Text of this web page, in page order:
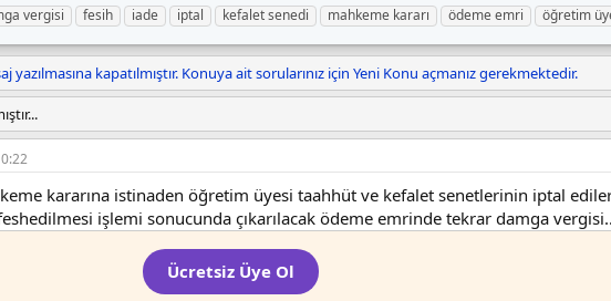
vergisi fesih iade iptal kefalet senedi mahkeme kararı ödeme emri öğretim
kapatılmıştır. Konuya ait sorularınız için Yeni Konu açmanız gerekmektedir.
kararına istinaden öğretim üyesi taahhüt ve kefalet senetlerinin iptal
işlemi sonucunda çıkarılacak ödeme emrinde tekrar damga
Ücretsiz Üye Ol